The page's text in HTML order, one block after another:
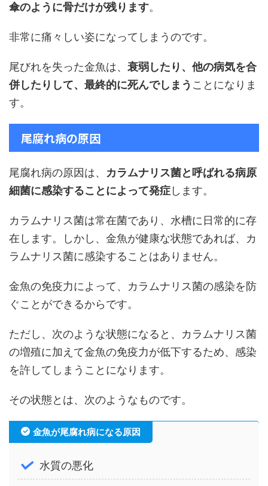
傘のように骨だけが残ります。
非常に痛々しい姿になってしまうのです。
尾びれを失った金魚は、 衰弱したり、他の病気を合
併したりして、最終的に死んでしまう ことになりま
す。
尾腐れ病の原因
尾腐れ病の原因は、 カラムナリス菌と呼ばれる病原
細菌に感染することによって発症します。
カラムナリス菌は常在菌であり、水槽に日常的に存
在します。しかし、金魚が健康な状態であれば、カ
ラムナリス菌に感染することはありません。
金魚の免疫力によって、カラムナリス菌の感染を防
ぐことができるからです。
ただし、次のような状態になると、カラムナリス菌
の増殖に加えて金魚の免疫力が低下するため、感染
を許してしまうことになります。
その状態とは、次のようなものです。
金魚が尾腐れ病になる原因
水質の悪化